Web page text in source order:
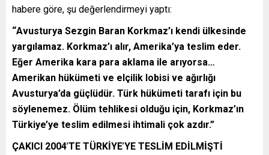
habere göre, şu değerlendirmeyi yaptı:
“Avusturya Sezgin Baran Korkmaz’ı kendi ülkesinde
yargılamaz. Korkmaz’ı alır, Amerika’ya teslim eder.
Eğer Amerika kara para aklama ile arıyorsa…
Amerikan hükümeti ve elçilik lobisi ve ağırlığı
Avusturya’da güçlüdür. Türk hükümeti tarafı için bu
söylenemez. Ölüm tehlikesi olduğu için, Korkmaz’ın
Türkiye’ye teslim edilmesi ihtimali çok azdır.”
ÇAKICI 2004’TE TÜRKİYE’YE TESLİM EDİLMİŞTİ